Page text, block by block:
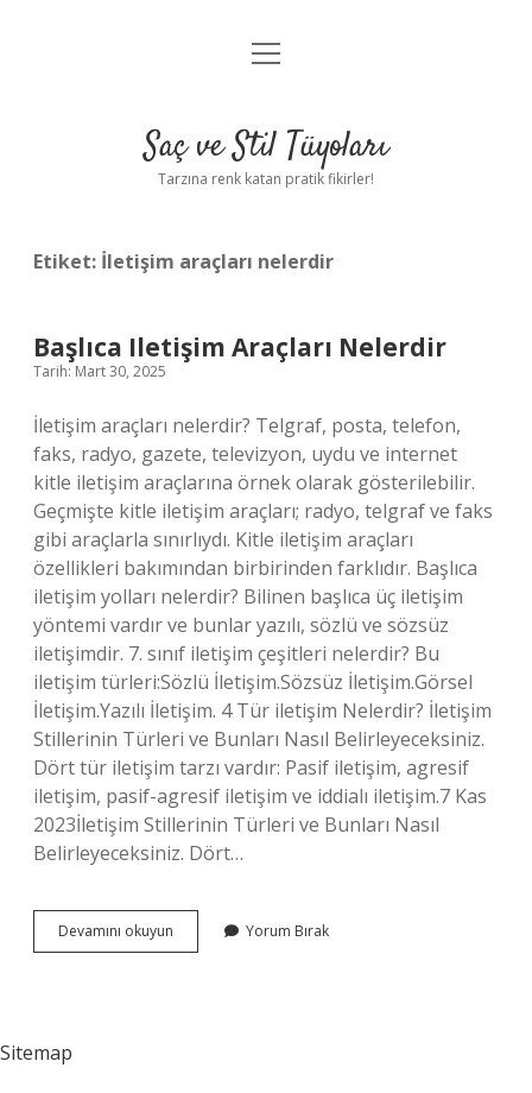
Anasayfa
Yasal Uyarı
menüyü
Saç ve Stil Tüyoları
Tarzına renk katan pratik fikirler!
Etiket: İletişim araçları nelerdir
Başlıca Iletişim Araçları Nelerdir
Tarih: Mart 30, 2025
İletişim araçları nelerdir? Telgraf, posta, telefon,
faks, radyo, gazete, televizyon, uydu ve internet
kitle iletişim araçlarına örnek olarak gösterilebilir.
Geçmişte kitle iletişim araçları; radyo, telgraf ve faks
gibi araçlarla sınırlıydı. Kitle iletişim araçları
özellikleri bakımından birbirinden farklıdır. Başlıca
iletişim yolları nelerdir? Bilinen başlıca üç iletişim
yöntemi vardır ve bunlar yazılı, sözlü ve sözsüz
iletişimdir. 7. sınıf iletişim çeşitleri nelerdir? Bu
iletişim türleri:Sözlü İletişim.Sözsüz İletişim.Görsel
İletişim.Yazılı İletişim. 4 Tür iletişim Nelerdir? İletişim
Stillerinin Türleri ve Bunları Nasıl Belirleyeceksiniz.
Dört tür iletişim tarzı vardır: Pasif iletişim, agresif
iletişim, pasif-agresif iletişim ve iddialı iletişim.7 Kas
2023İletişim Stillerinin Türleri ve Bunları Nasıl
Belirleyeceksiniz. Dört…
Devamını okuyun
Iletişim
Yorum Bırak
Sitemap